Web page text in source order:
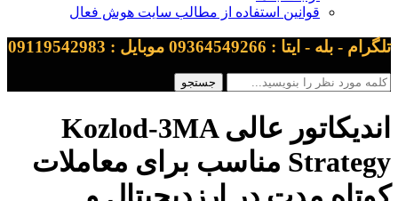
قوانین استفاده از مطالب سایت هوش فعال
تلگرام - بله - ایتا : 09364549266 موبایل : 09119542983
اندیکاتور عالی Kozlod-3MA
Strategy مناسب برای معاملات